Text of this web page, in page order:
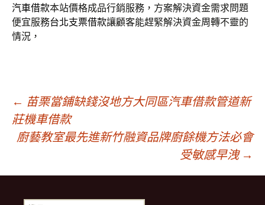
汽車借款本站價格成品行銷服務，方案解決資金需求問題
便宜服務台北支票借款讓顧客能趕緊解決資金周轉不靈的
情況，
文
章
導
← 苗栗當鋪缺錢沒地方大同區汽車借款管道新
莊機車借款
廚藝教室最先進新竹融資品牌廚餘機方法必會
受敏感早洩 →